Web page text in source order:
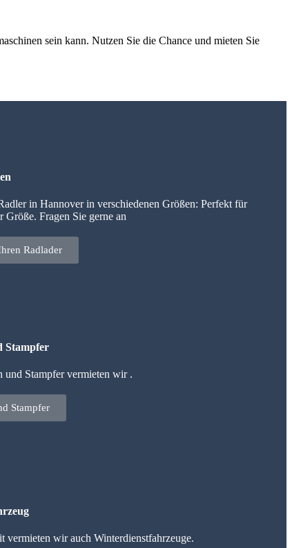
sein kann. Nutzen Sie die Chance und mieten Sie
in Hannover in verschiedenen Größen: Perfekt für
Größe. Fragen Sie gerne an
Radlader
Stampfer
und Stampfer vermieten wir .
Stampfer
vermieten wir auch Winterdienstfahrzeuge.